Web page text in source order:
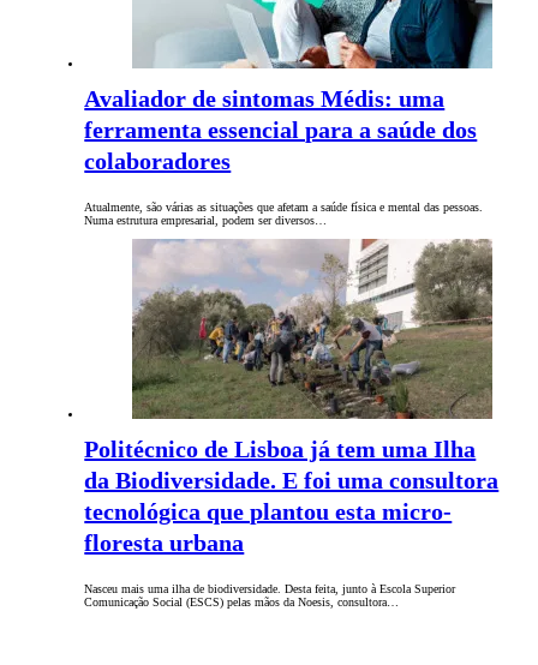
Avaliador de sintomas Médis: uma
ferramenta essencial para a saúde dos
colaboradores
Atualmente, são várias as situações que afetam a saúde física e mental das pessoas.
Numa estrutura empresarial, podem ser diversos…
Politécnico de Lisboa já tem uma Ilha
da Biodiversidade. E foi uma consultora
tecnológica que plantou esta micro-
floresta urbana
Nasceu mais uma ilha de biodiversidade. Desta feita, junto à Escola Superior
Comunicação Social (ESCS) pelas mãos da Noesis, consultora…